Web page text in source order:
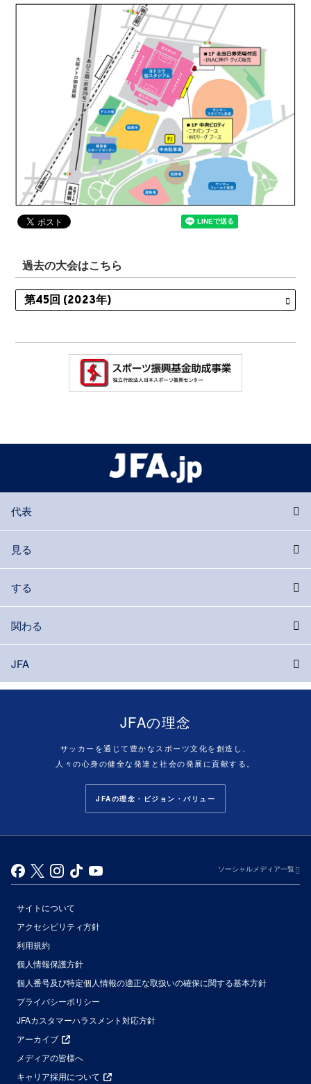
過去の大会はこちら
代表
見る
する
関わる
JFA
JFAの理念
サッカーを通じて豊かなスポーツ文化を創造し、
人々の心身の健全な発達と社会の発展に貢献する。
JFAの理念・ビジョン・バリュー
ソーシャルメディア一覧
サイトについて
アクセシビリティ方針
利用規約
個人情報保護方針
個人番号及び特定個人情報の適正な取扱いの確保に関する基本方針
プライバシーポリシー
JFAカスタマーハラスメント対応方針
アーカイブ
メディアの皆様へ
キャリア採用について